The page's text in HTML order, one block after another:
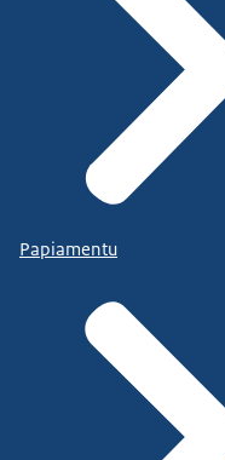
Papiamentu